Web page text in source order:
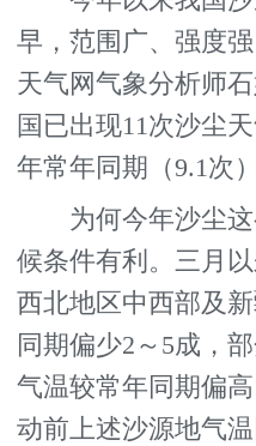
早，范围广、强度
天气网气象分析师
国已出现11次沙尘
年常年同期（9.1次
为何今年沙尘这
候条件有利。三月
西北地区中西部及
同期偏少2～5成，
气温较常年同期偏
动前上述沙源地气